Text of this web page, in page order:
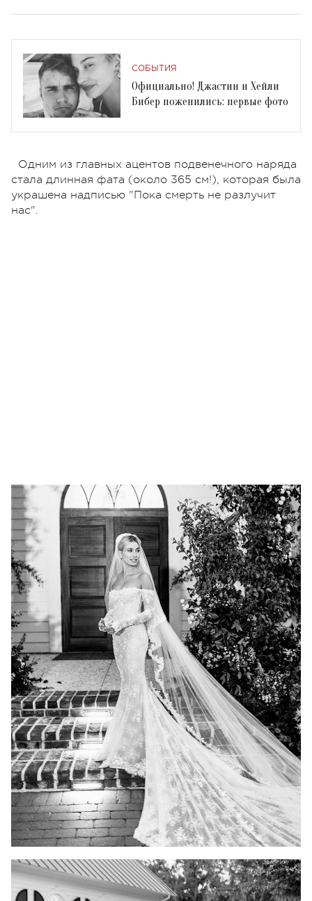
СОБЫТИЯ
Официально! Джастин и Хейли
Бибер поженились: первые фото
Одним из главных ацентов подвенечного наряда
стала длинная фата (около 365 см!), которая была
украшена надписью "Пока смерть не разлучит
нас".